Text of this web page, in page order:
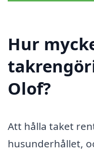
Hur
Olof?
Att hålla taket
husunderhållet,